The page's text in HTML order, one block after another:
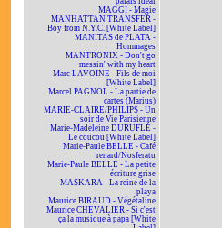
MAGGI - Magie
MANHATTAN TRANSFER -
Boy from N.Y.C. [White Label]
MANITAS de PLATA -
Hommages
MANTRONIX - Don't go
messin' with my heart
Marc LAVOINE - Fils de moi
[White Label]
Marcel PAGNOL - La partie de
cartes (Marius)
MARIE-CLAIRE/PHILIPS - Un
soir de Vie Parisienne
Marie-Madeleine DURUFLÉ -
Le coucou [White Label]
Marie-Paule BELLE - Café
renard/Nosferatu
Marie-Paule BELLE - La petite
écriture grise
MASKARA - La reine de la
playa
Maurice BIRAUD - Végétaline
Maurice CHEVALIER - Si c'est
ça la musique à papa [White